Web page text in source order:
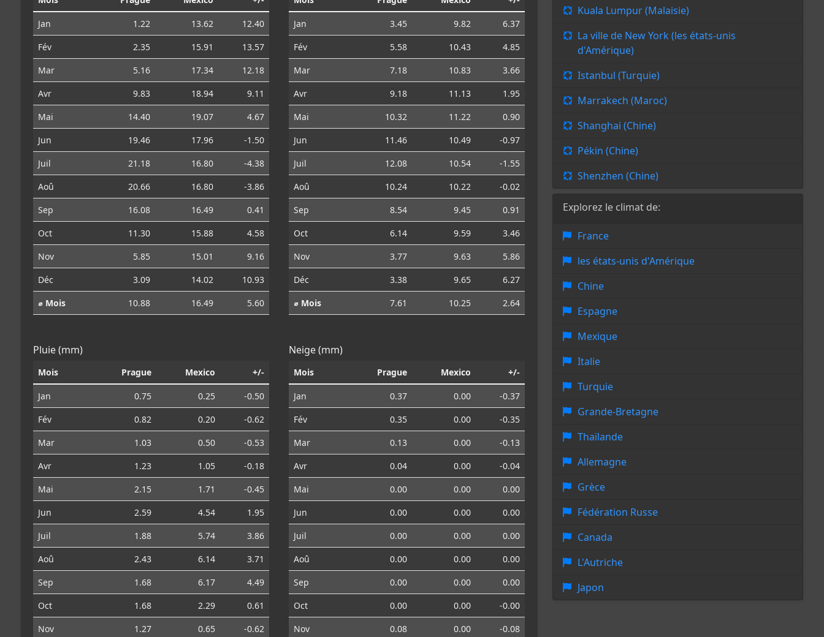
Jan 1.22 13.62
12.40
Fév
2.35 15.91
13.57
Mar
5.16 17.34
12.18
Avr
9.83 18.94
9.11
Mai
14.40 19.07
4.67
Jun
19.46 17.96
-1.50
Juil
21.18 16.80
-4.38
Aoû
20.66 16.80
-3.86
Sep
16.08 16.49
0.41
Oct
11.30 15.88
4.58
Nov
5.85 15.01
9.16
Déc
3.09 14.02
10.93
⌀ Mois
10.88 16.49 5.60
Jan 3.45 9.82
6.37
Fév
5.58 10.43
4.85
Mar
7.18 10.83
3.66
Avr
9.18 11.13
1.95
Mai
10.32 11.22
0.90
Jun
11.46 10.49
-0.97
Juil
12.08 10.54
-1.55
Aoû
10.24 10.22
-0.02
Sep
8.54 9.45
0.91
Oct
6.14 9.59
3.46
Nov
3.77 9.63
5.86
Déc
3.38 9.65
6.27
⌀ Mois
7.61 10.25 2.64
Pluie (mm)
Mois Prague Mexico +/-
Jan 0.75 0.25
-0.50
Fév
0.82 0.20
-0.62
Mar
1.03 0.50
-0.53
Avr
1.23 1.05
-0.18
Mai
2.15 1.71
-0.45
Jun
2.59 4.54
1.95
Juil
1.88 5.74
3.86
Aoû
2.43 6.14
3.71
Sep
1.68 6.17
4.49
Oct
1.68 2.29
0.61
Nov
1.27 0.65 -0.62
Neige (mm)
Mois Prague Mexico +/-
Jan 0.37 0.00
-0.37
Fév
0.35 0.00
-0.35
Mar
0.13 0.00
-0.13
Avr
0.04 0.00
-0.04
Mai
0.00 0.00
0.00
Jun
0.00 0.00
0.00
Juil
0.00 0.00
0.00
Aoû
0.00 0.00
0.00
Sep
0.00 0.00
0.00
Oct
0.00 0.00
-0.00
Nov
0.08 0.00 -0.08
Kuala Lumpur (Malaisie)
La ville de New York (les états-unis
d'Amérique)
Istanbul (Turquie)
Marrakech (Maroc)
Shanghai (Chine)
Pékin (Chine)
Shenzhen (Chine)
Explorez le climat de:
France
les états-unis d'Amérique
Chine
Espagne
Mexique
Italie
Turquie
Grande-Bretagne
Thaïlande
Allemagne
Grèce
Fédération Russe
Canada
L'Autriche
Japon